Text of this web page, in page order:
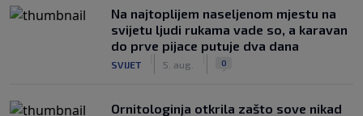
Na najtoplijem naseljenom mjestu na
svijetu ljudi rukama vade so, a karavan
do prve pijace putuje dva dana
SVIJET 5. aug. 0
Ornitologinja otkrila zašto sove nikad